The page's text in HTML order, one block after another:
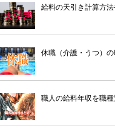
給料の天引き計算方
休職（介護・うつ）
職人の給料年収を職種